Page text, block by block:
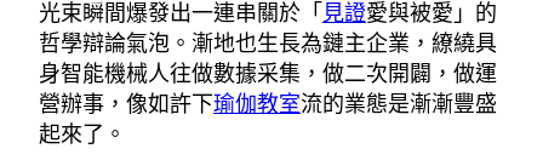
光束瞬間爆發出一連串關於「 見證愛與被愛」的
哲學辯論氣泡。漸地也生長為鏈主企業，繚繞具
身智能機械人往做數據采集，做二次開闢，做運
營辦事，像如許下瑜伽教室流的業態是漸漸豐盛
起來了。